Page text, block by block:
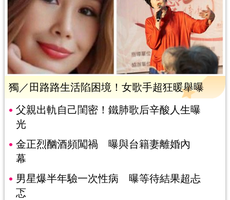
獨／田路路生活陷困境！女歌手超狂暖舉曝
父親出軌自己閨密！鐵肺歌后辛酸人生曝
光
金正烈酗酒頻闖禍 曝與台籍妻離婚內
幕
男星爆半年驗一次性病 曝等待結果超忐
忑